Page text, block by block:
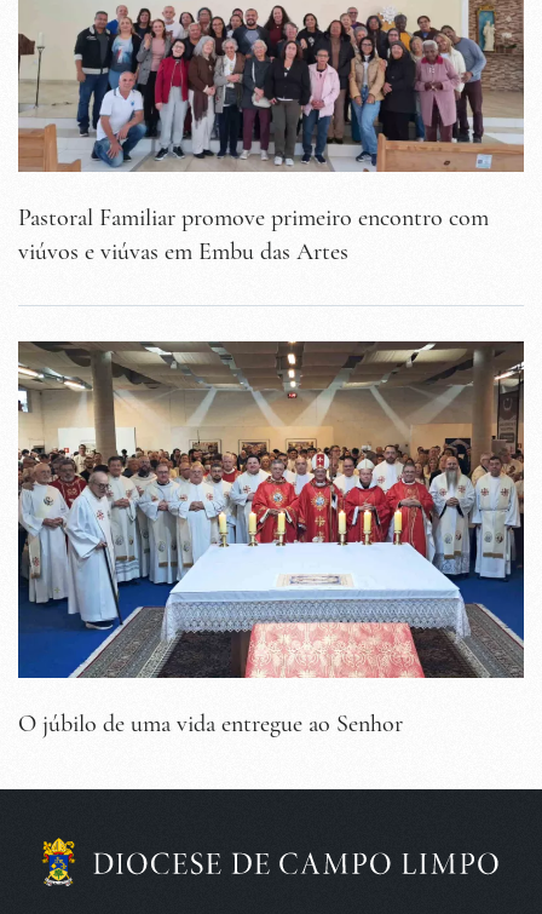
Pastoral Familiar promove primeiro encontro com
viúvos e viúvas em Embu das Artes
O júbilo de uma vida entregue ao Senhor